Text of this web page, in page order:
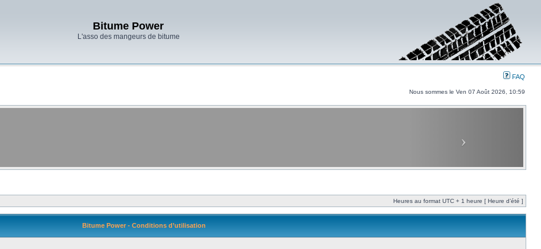
Bitume Power
L'asso des mangeurs de bitume
FAQ
Nous sommes le Ven 07 Août 2026, 10:59
Heures au format UTC + 1 heure [ Heure d’été ]
Bitume Power - Conditions d’utilisation